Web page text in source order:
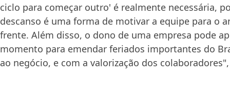
ciclo para começar outro' é realmente necessária,
descanso é uma forma de motivar a equipe para o
frente. Além disso, o dono de uma empresa pode
momento para emendar feriados importantes do
ao negócio, e com a valorização dos